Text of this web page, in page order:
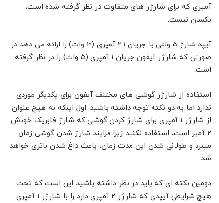
آمپری که برای شارژر های متفاوت در نظر گرفته شده است،
یکسان نیست.
آیپد شارژ 5 ولتی با جریان 2.1 آمپری (10 وات) را ارائه می دهد در
صورتی که شارژر آیفون جریان 1 آمپری (5 وات) را در نظر گرفته
است.
استفاده از شارژر گوشی های مختلف آیفون برای یکدیگر موردی
ندارد اما به دو نکته توجه داشته باشید. اول اینکه به هیچ عنوان
از شارژر 1 آمپری برای شارژ کردن گوشی که شارژ فابریک خودش
2 آمپر است، استفاده نکنید زیرا فرایند شارژ شدن گوشی زمان
میبرد و طولانی شدن این مدت زمان، باعث داغ شدن باتری خواهد
شد.
دومین نکته ای که باید در نظر داشته باشید این است که تحت
هیچ شرایطی آیپدی که شارژر 2 آمپری دارد را با شارژر 1 آمپری